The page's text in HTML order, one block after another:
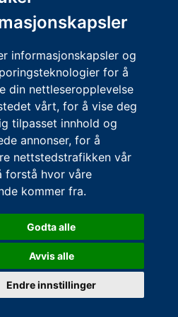
informasjonskapsler og
for å
din nettleseropplevelse
vårt, for å vise deg
tilpasset innhold og
annonser, for å
nettstedstrafikken vår
forstå hvor våre
kommer fra.
Godta alle
Avvis alle
Endre innstillinger